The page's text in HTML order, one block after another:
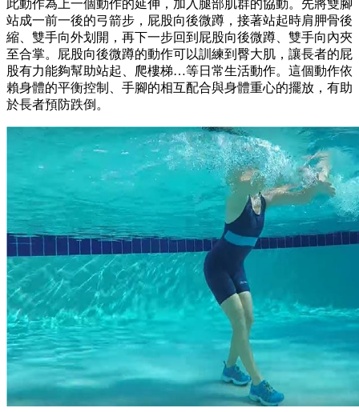
此動作為上一個動作的延伸，加入腿部肌群的協動。先將雙腳
站成一前一後的弓箭步，屁股向後微蹲，接著站起時肩胛骨後
縮、雙手向外划開，再下一步回到屁股向後微蹲、雙手向內夾
至合掌。屁股向後微蹲的動作可以訓練到臀大肌，讓長者的屁
股有力能夠幫助站起、爬樓梯…等日常生活動作。這個動作依
賴身體的平衡控制、手腳的相互配合與身體重心的擺放，有助
於長者預防跌倒。